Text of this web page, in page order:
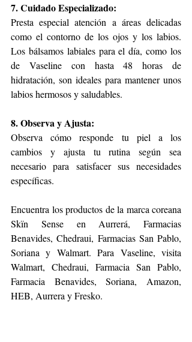
7. Cuidado Especializado:
Presta especial atención a áreas delicadas
como el contorno de los ojos y los labios.
Los bálsamos labiales para el día, como los
de Vaseline con hasta 48 horas de
hidratación, son ideales para mantener unos
labios hermosos y saludables.
8. Observa y Ajusta:
Observa cómo responde tu piel a los
cambios y ajusta tu rutina según sea
necesario para satisfacer sus necesidades
específicas.
Encuentra los productos de la marca coreana
Skïn Sense en Aurrerá, Farmacias
Benavides, Chedraui, Farmacias San Pablo,
Soriana y Walmart. Para Vaseline, visita
Walmart, Chedraui, Farmacia San Pablo,
Farmacia Benavides, Soriana, Amazon,
HEB, Aurrera y Fresko.